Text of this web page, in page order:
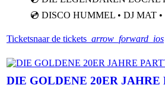
💿 DISCO HUMMEL • DJ MAT
Ticketsnaar de tickets arrow_forward_ios
DIE GOLDENE 20ER JAHRE